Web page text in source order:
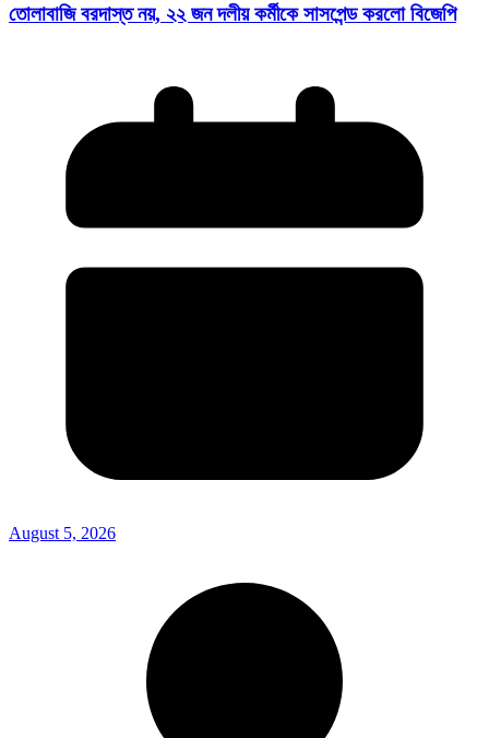
তোলাবাজি বরদাস্ত নয়, ২২ জন দলীয় কর্মীকে সাসপেন্ড করলো বিজেপি
August 5, 2026